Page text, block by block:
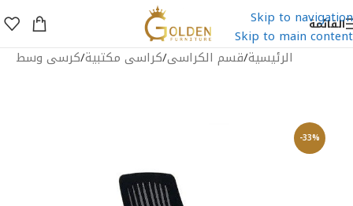
Skip to navigation
Skip to main content
القائمة
الرئيسية/قسم الكراسى/كراسى مكتبية/كرسى وسط
-33%